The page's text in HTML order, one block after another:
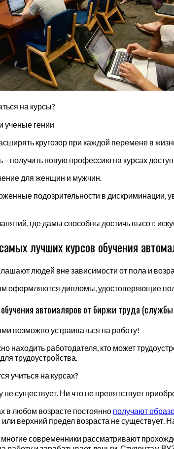
на курсы?
ученые гении
кругозор при каждой перемене в
получить новую профессию на курсах
для женщин и мужчин.
подозрительности в дискриминации,
где дамы способны достичь высот:
лучших курсов обучения
людей вне зависимости от пола и
оформляются дипломы, удостоверяющие
автомаляров от биржи труда
возможно устраиваться на работу!
находить работодателя, кто может
трудоустройства.
учиться на курсах?
не существует. Ни что не препятствует
в любом возрасте постоянно получают
верхний предел возраста не
современники рассматривают